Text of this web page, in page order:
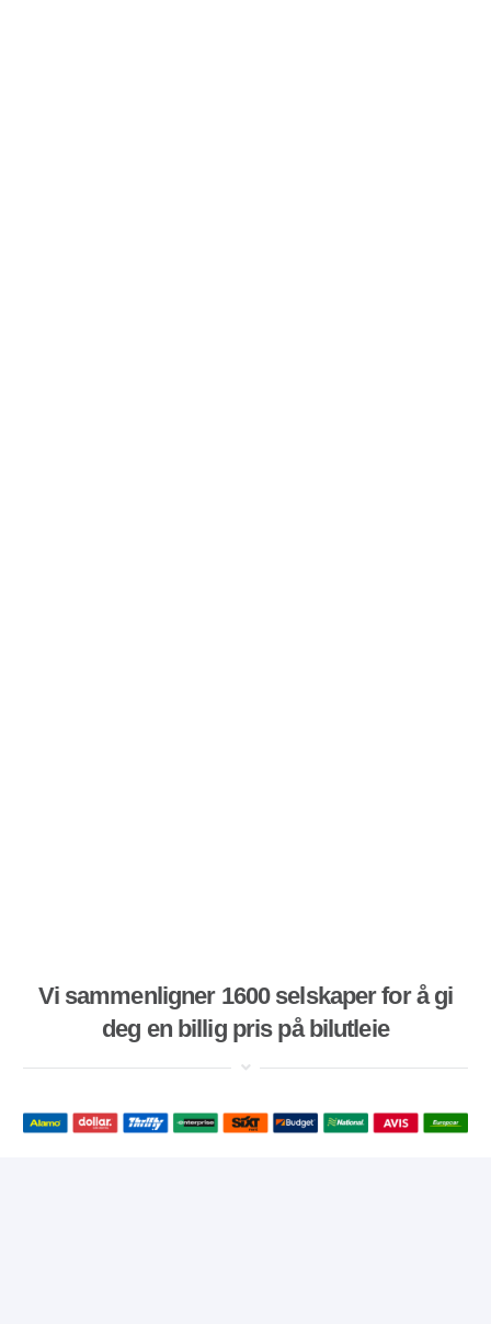
Vi sammenligner 1600 selskaper for å gi
deg en billig pris på bilutleie